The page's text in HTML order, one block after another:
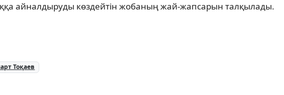
айналдыруды көздейтін жобаның жай-жапсарын талқылады.
Тоқаев